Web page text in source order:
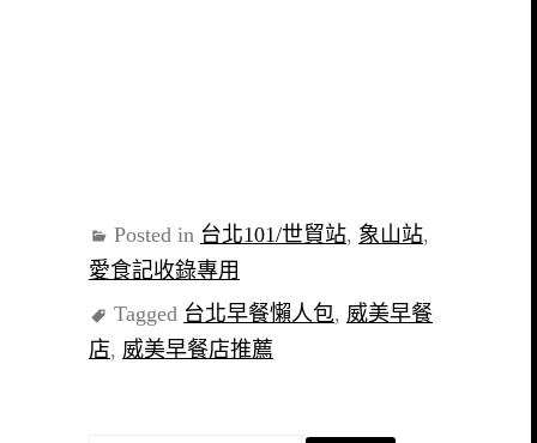
Posted in 台北101/世貿站, 象山站,
愛食記收錄專用
Tagged 台北早餐懶人包, 威美早餐
店, 威美早餐店推薦